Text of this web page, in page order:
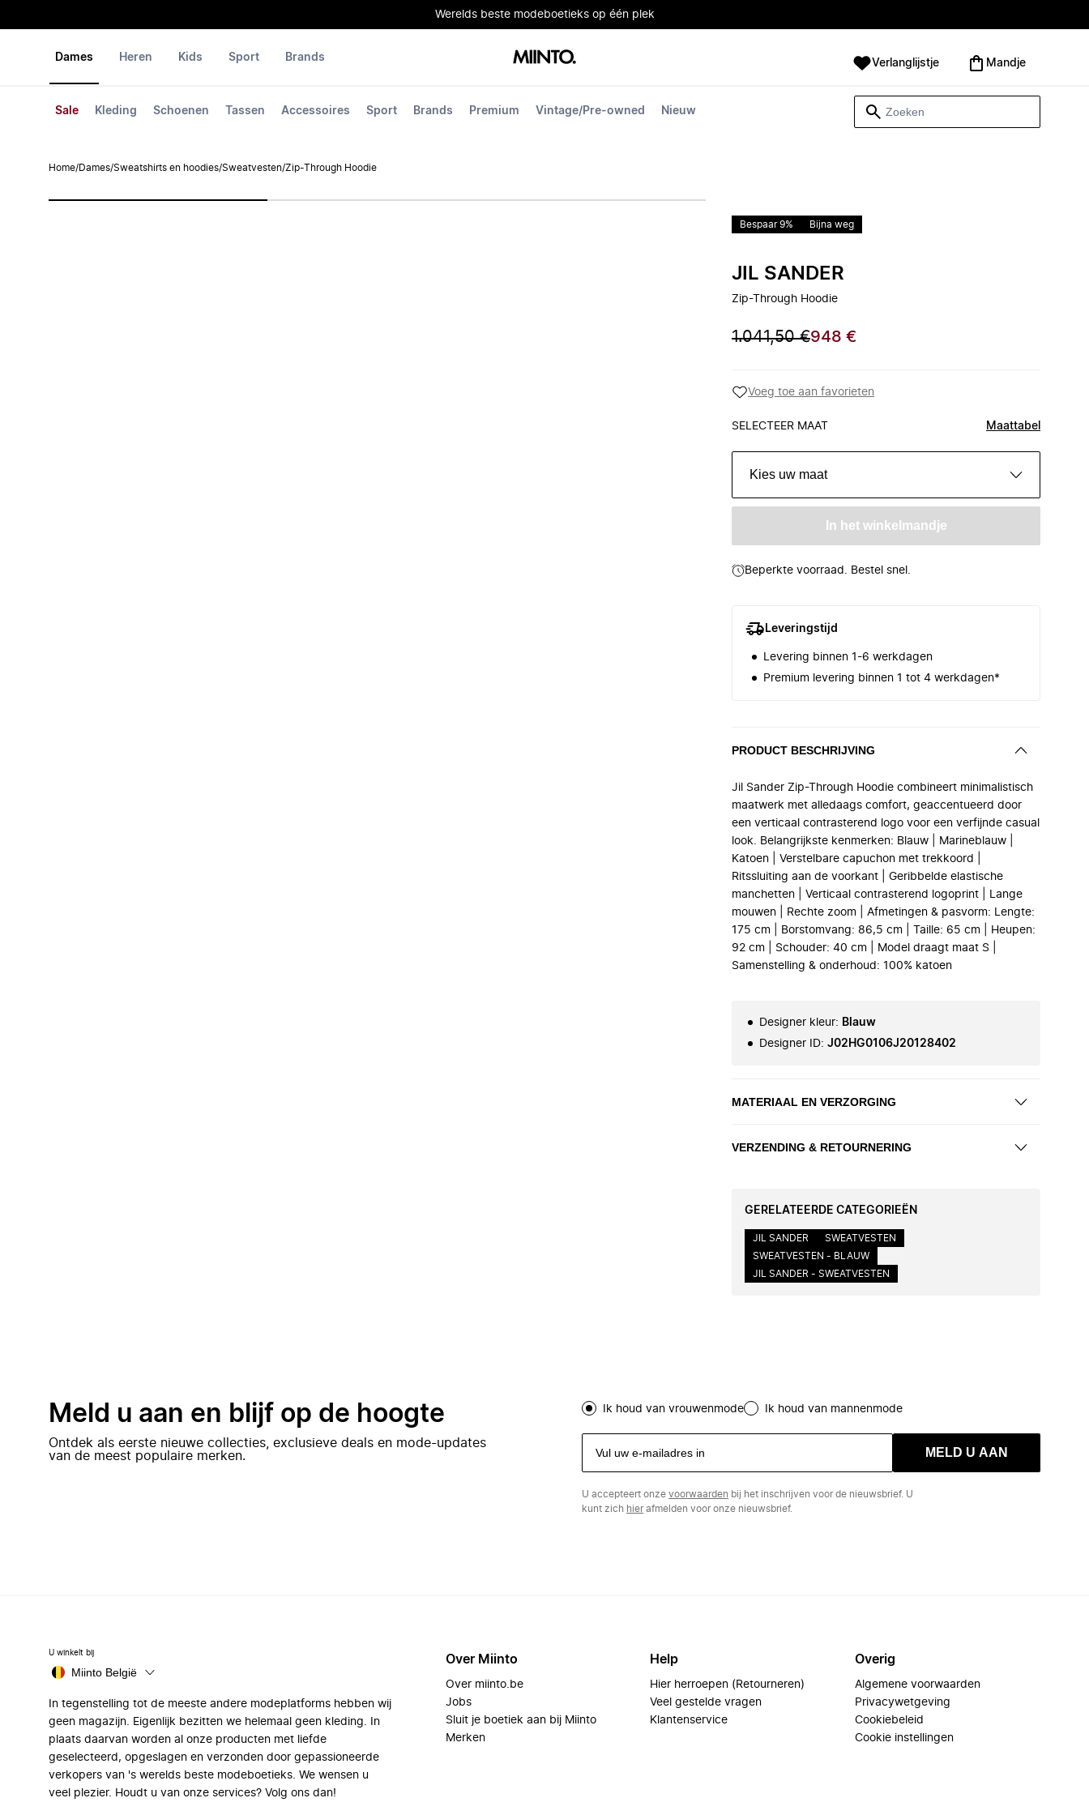
Werelds beste modeboetieks op één plek
Dames
Sale Kleding Schoenen Tassen Accessoires Sport Brands Premium Vintage/Pre-owned Nieuw
Heren Kids Sport Brands Verlanglijstje Mandje
Home/Dames/Sweatshirts en hoodies/Sweatvesten/Zip-Through Hoodie
Bespaar 9% Bijna weg
JIL SANDER
Zip-Through Hoodie
1.041,50 €948 €
Voeg toe aan favorieten
SELECTEER MAAT Maattabel
Kies uw maat
In het winkelmandje
Beperkte voorraad. Bestel snel.
Leveringstijd
Levering binnen 1-6 werkdagen
Premium levering binnen 1 tot 4 werkdagen*
PRODUCT BESCHRIJVING
Jil Sander Zip-Through Hoodie combineert minimalistisch
maatwerk met alledaags comfort, geaccentueerd door
een verticaal contrasterend logo voor een verfijnde casual
look. Belangrijkste kenmerken: Blauw | Marineblauw |
Katoen | Verstelbare capuchon met trekkoord |
Ritssluiting aan de voorkant | Geribbelde elastische
manchetten | Verticaal contrasterend logoprint | Lange
mouwen | Rechte zoom | Afmetingen & pasvorm: Lengte:
175 cm | Borstomvang: 86,5 cm | Taille: 65 cm | Heupen:
92 cm | Schouder: 40 cm | Model draagt maat S |
Samenstelling & onderhoud: 100% katoen
Designer kleur: Blauw
Designer ID: J02HG0106J20128402
MATERIAAL EN VERZORGING
VERZENDING & RETOURNERING
GERELATEERDE CATEGORIEËN
JIL SANDER
SWEATVESTEN
SWEATVESTEN - BLAUW
JIL SANDER - SWEATVESTEN
Meld u aan en blijf op de hoogte
Ontdek als eerste nieuwe collecties, exclusieve deals en mode-updates
van de meest populaire merken.
Ik houd van vrouwenmode Ik houd van mannenmode
MELD U AAN
U accepteert onze voorwaarden bij het inschrijven voor de nieuwsbrief. U
kunt zich hierafmelden voor onze nieuwsbrief.
U winkelt bij
Miinto België
In tegenstelling tot de meeste andere modeplatforms hebben wij
geen magazijn. Eigenlijk bezitten we helemaal geen kleding. In
plaats daarvan worden al onze producten met liefde
geselecteerd, opgeslagen en verzonden door gepassioneerde
verkopers van 's werelds beste modeboetieks. We wensen u
veel plezier. Houdt u van onze services? Volg ons dan!
Over Miinto
Over miinto.be
Jobs
Sluit je boetiek aan bij Miinto
Merken
Help
Hier herroepen (Retourneren)
Veel gestelde vragen
Klantenservice
Overig
Algemene voorwaarden
Privacywetgeving
Cookiebeleid
Cookie instellingen